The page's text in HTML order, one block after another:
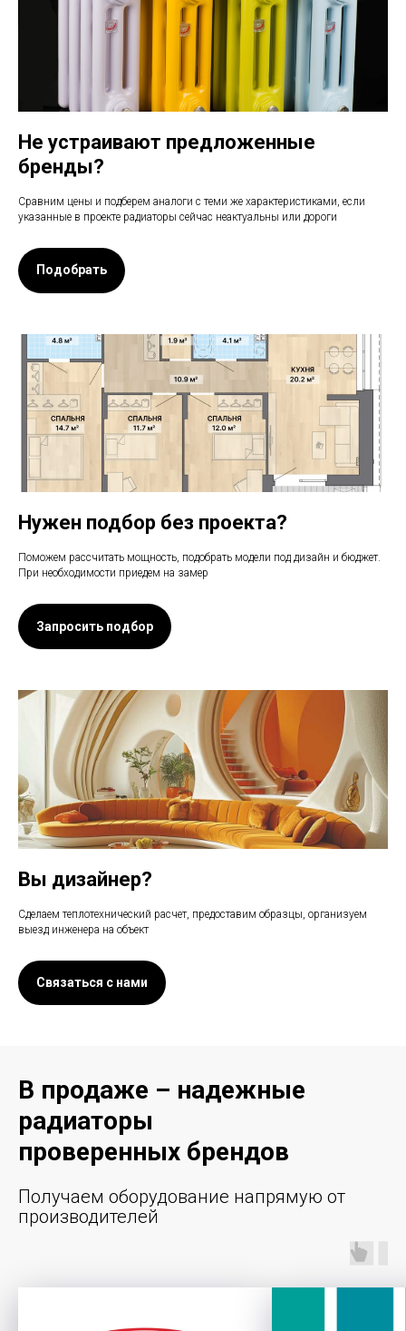
Не устраивают предложенные
бренды?
Сравним цены и подберем аналоги с теми же характеристиками, если
указанные в проекте радиаторы сейчас неактуальны или дороги
Подобрать
Нужен подбор без проекта?
Поможем рассчитать мощность, подобрать модели под дизайн и бюджет.
При необходимости приедем на замер
Запросить подбор
Вы дизайнер?
Сделаем теплотехнический расчет, предоставим образцы, организуем
выезд инженера на объект
Связаться с нами
В продаже – надежные
радиаторы
проверенных брендов
Получаем оборудование напрямую от
производителей